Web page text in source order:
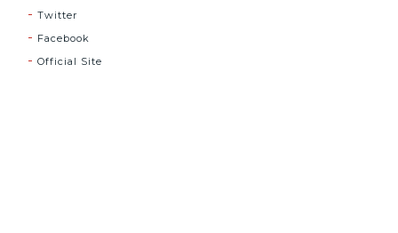
Twitter
Facebook
Official Site